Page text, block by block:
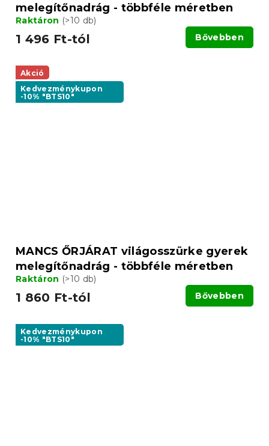
melegítőnadrág - többféle méretben
Raktáron (>10 db)
1 496 Ft-tól Bővebben
Akció
Kedvezménykupon
-10% "BTS10"
MANCS ŐRJÁRAT világosszürke gyerek
melegítőnadrág - többféle méretben
Raktáron (>10 db)
1 860 Ft-tól Bővebben
Kedvezménykupon
-10% "BTS10"